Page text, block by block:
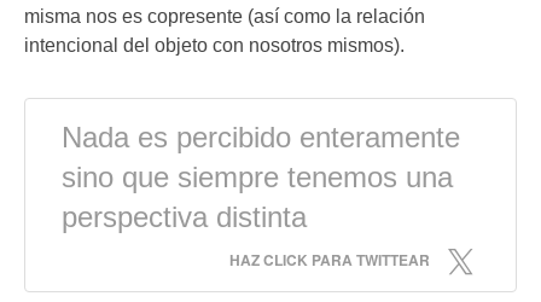
misma nos es copresente (así como la relación
intencional del objeto con nosotros mismos).
Nada es percibido enteramente
sino que siempre tenemos una
perspectiva distinta
HAZ CLICK PARA TWITTEAR